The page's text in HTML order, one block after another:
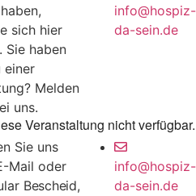
sich hier
Sie haben
einer
Melden
uns.
info@hospiz-
da-sein.de
Veranstaltung nicht verfügbar.
Sie uns
Mail oder
Bescheid,
info@hospiz-
da-sein.de